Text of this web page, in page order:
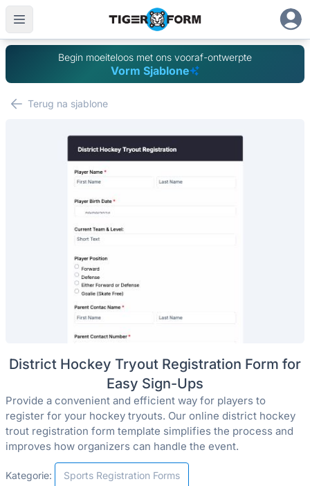
Begin moeiteloos met ons vooraf-ontwerpte
Vorm Sjablone
Terug na sjablone
District Hockey Tryout Registration Form for
Easy Sign-Ups
Provide a convenient and efficient way for players to
register for your hockey tryouts. Our online district hockey
trout registration form template simplifies the process and
improves how organizers can handle the event.
Kategorie: Sports Registration Forms